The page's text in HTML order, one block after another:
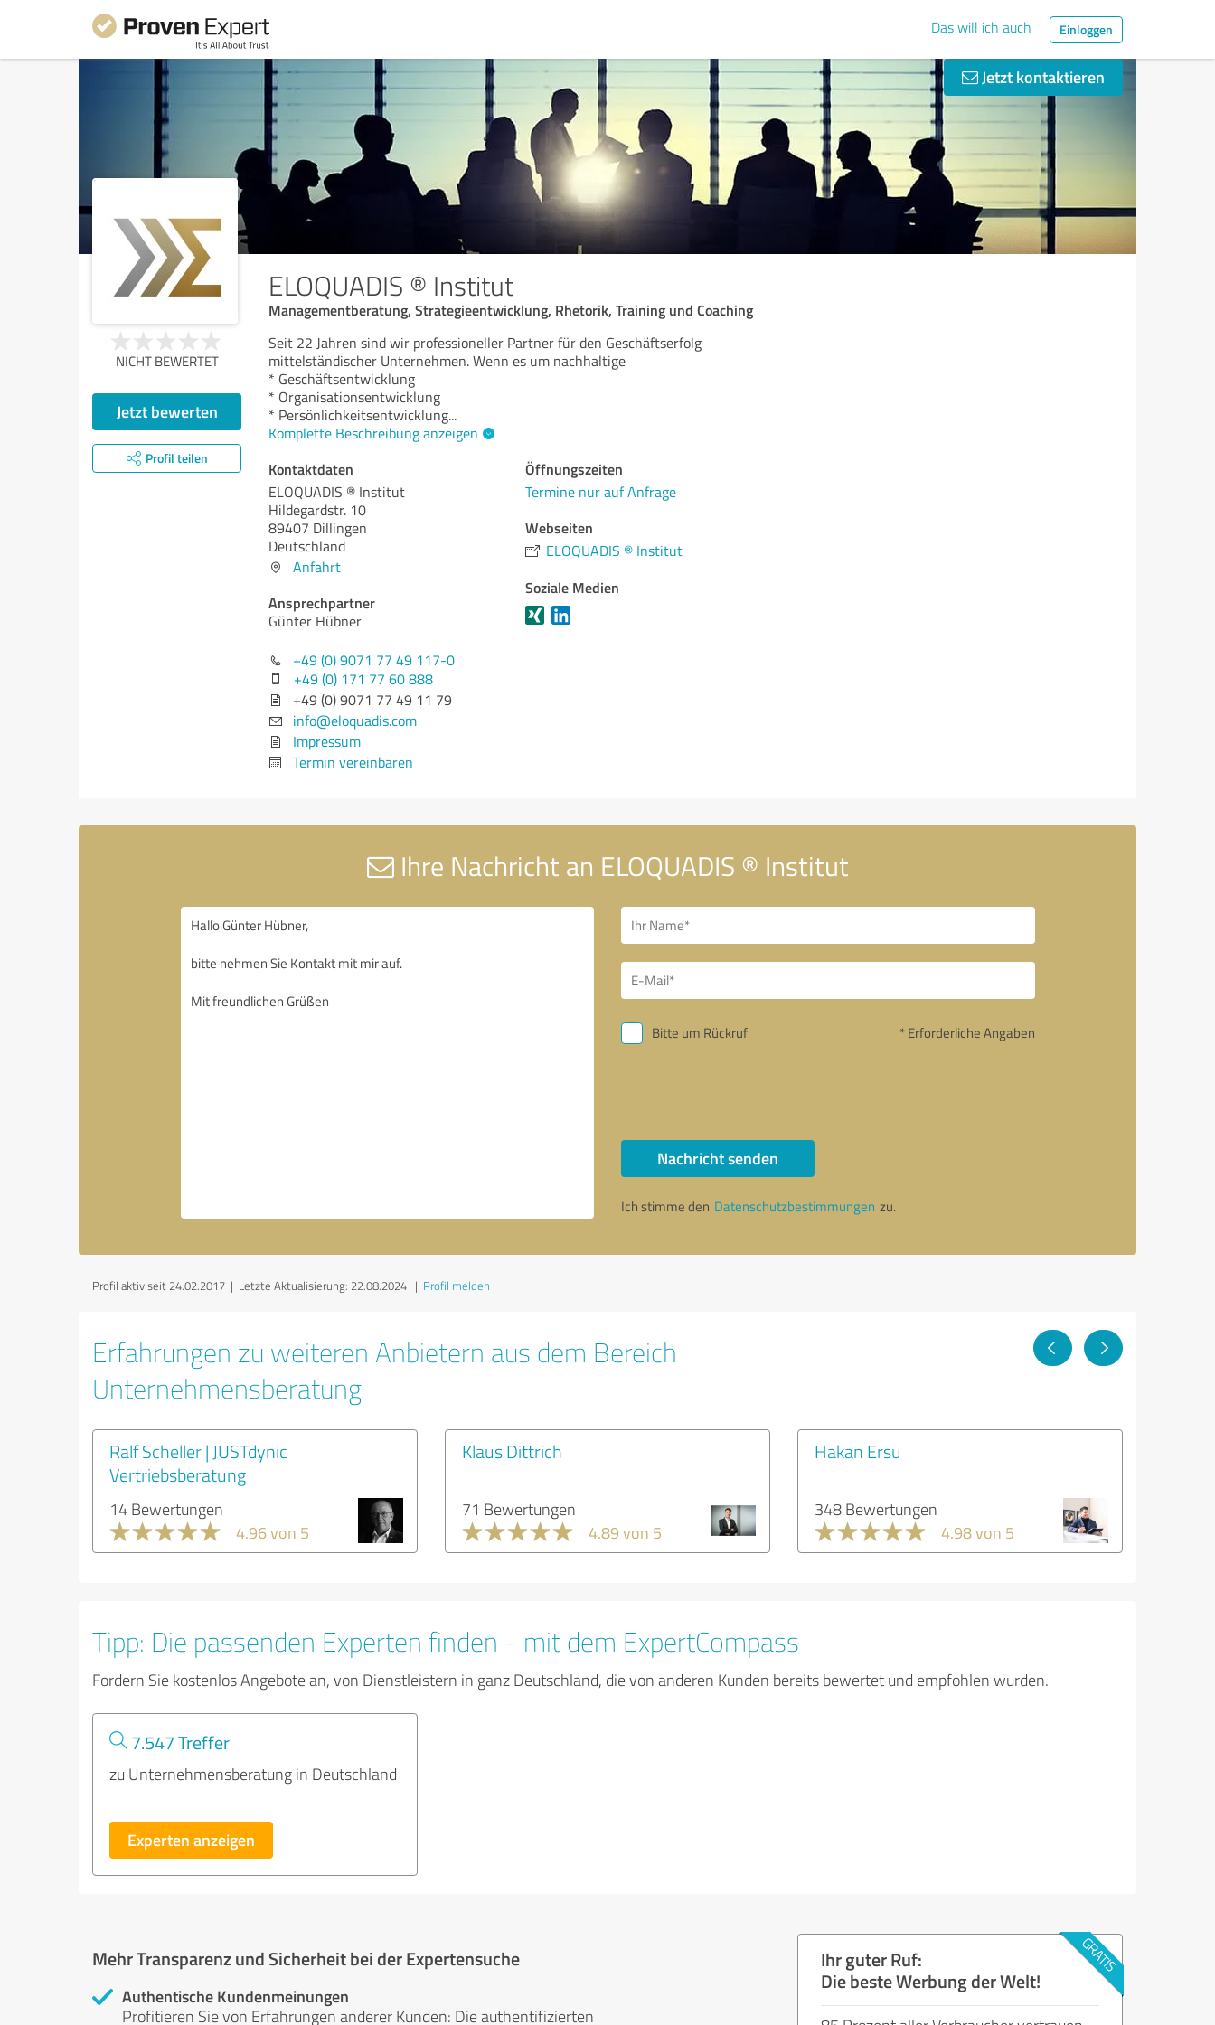
Das will ich auch Einloggen
Jetzt kontaktieren
ELOQUADIS ® Institut
Managementberatung, Strategieentwicklung, Rhetorik, Training und Coaching
NICHT BEWERTET
Jetzt bewerten
Profil teilen
Seit 22 Jahren sind wir professioneller Partner für den Geschäftserfolg
mittelständischer Unternehmen. Wenn es um nachhaltige
* Geschäftsentwicklung
* Organisationsentwicklung
* Persönlichkeitsentwicklung...
Komplette Beschreibung anzeigen
Kontaktdaten
ELOQUADIS ® Institut
Hildegardstr. 10
89407 Dillingen
Deutschland
Anfahrt
Ansprechpartner
Günter Hübner
+49 (0) 9071 77 49 117-0
+49 (0) 171 77 60 888
+49 (0) 9071 77 49 11 79
info@eloquadis.com
Impressum
Termin vereinbaren
Öffnungszeiten
Termine nur auf Anfrage
Webseiten
ELOQUADIS ® Institut
Soziale Medien
Ihre Nachricht an ELOQUADIS ® Institut
Bitte um Rückruf * Erforderliche Angaben
Nachricht senden
Ich stimme den Datenschutzbestimmungen zu.
Profil aktiv seit 24.02.2017 | Letzte Aktualisierung: 22.08.2024 | Profil melden
Erfahrungen zu weiteren Anbietern aus dem Bereich
Unternehmensberatung
Ralf Scheller | JUSTdynic
Vertriebsberatung
14 Bewertungen
4.96 von 5
Klaus Dittrich
71 Bewertungen
4.89 von 5
Hakan Ersu
348 Bewertungen
4.98 von 5
Tipp: Die passenden Experten finden - mit dem ExpertCompass
Fordern Sie kostenlos Angebote an, von Dienstleistern in ganz Deutschland, die von anderen Kunden bereits bewertet und empfohlen wurden.
7.547 Treffer
zu Unternehmensberatung in Deutschland
Experten anzeigen
Mehr Transparenz und Sicherheit bei der Expertensuche
Authentische Kundenmeinungen
Profitieren Sie von Erfahrungen anderer Kunden: Die authentifizierten
Ihr guter Ruf:
Die beste Werbung der Welt!